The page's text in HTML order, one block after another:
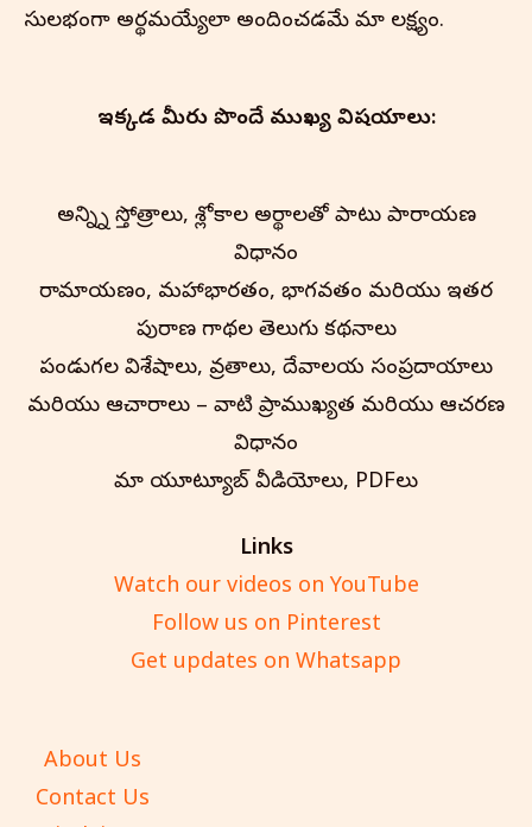
సులభంగా అర్థమయ్యేలా అందించడమే మా లక్ష్యం.
ఇక్కడ మీరు పొందే ముఖ్య విషయాలు:
అన్న్ని స్తోత్రాలు, శ్లోకాల అర్థాలతో పాటు పారాయణ
విధానం
రామాయణం, మహాభారతం, భాగవతం మరియు ఇతర
పురాణ గాథల తెలుగు కథనాలు
పండుగల విశేషాలు, వ్రతాలు, దేవాలయ సంప్రదాయాలు
మరియు ఆచారాలు – వాటి ప్రాముఖ్యత మరియు ఆచరణ
విధానం
మా యూట్యూబ్ వీడియోలు, PDFలు
Links
Watch our videos on YouTube
Follow us on Pinterest
Get updates on Whatsapp
About Us
Contact Us